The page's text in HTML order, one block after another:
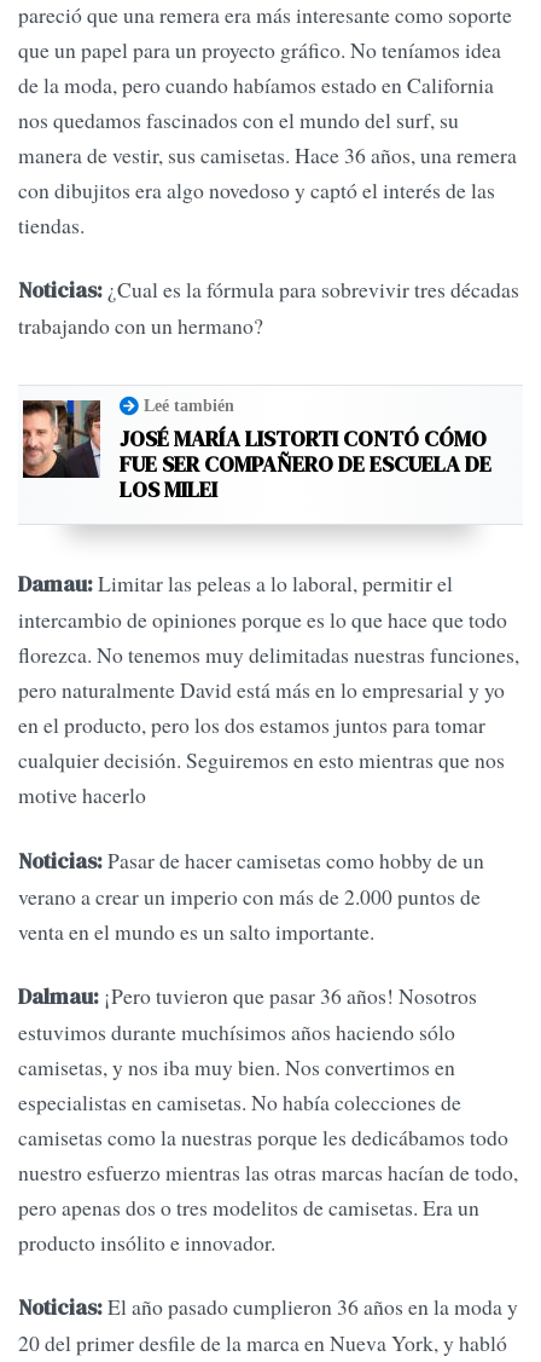
pareció que una remera era más interesante como soporte
que un papel para un proyecto gráfico. No teníamos idea
de la moda, pero cuando habíamos estado en California
nos quedamos fascinados con el mundo del surf, su
manera de vestir, sus camisetas. Hace 36 años, una remera
con dibujitos era algo novedoso y captó el interés de las
tiendas.
Noticias: ¿Cual es la fórmula para sobrevivir tres décadas
trabajando con un hermano?
Leé también
JOSÉ MARÍA LISTORTI CONTÓ CÓMO
FUE SER COMPAÑERO DE ESCUELA DE
LOS MILEI
Damau:Limitar las peleas a lo laboral, permitir el
intercambio de opiniones porque es lo que hace que todo
florezca. No tenemos muy delimitadas nuestras funciones,
pero naturalmente David está más en lo empresarial y yo
en el producto, pero los dos estamos juntos para tomar
cualquier decisión. Seguiremos en esto mientras que nos
motive hacerlo
Noticias:Pasar de hacer camisetas como hobby de un
verano a crear un imperio con más de 2.000 puntos de
venta en el mundo es un salto importante.
Dalmau: ¡Pero tuvieron que pasar 36 años! Nosotros
estuvimos durante muchísimos años haciendo sólo
camisetas, y nos iba muy bien. Nos convertimos en
especialistas en camisetas. No había colecciones de
camisetas como la nuestras porque les dedicábamos todo
nuestro esfuerzo mientras las otras marcas hacían de todo,
pero apenas dos o tres modelitos de camisetas. Era un
producto insólito e innovador.
Noticias:El año pasado cumplieron 36 años en la moda y
20 del primer desfile de la marca en Nueva York, y habló